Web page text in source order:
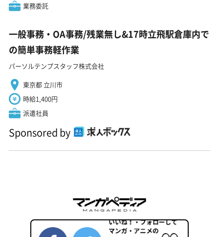
業務委託
一般事務・OA事務/残業無し&17時立飛駅倉庫内で
の簡単事務軽作業
パーソルテンプスタッフ株式会社
東京都 立川市
時給1,400円
派遣社員
Sponsored by